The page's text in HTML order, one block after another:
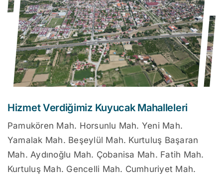
Hizmet Verdiğimiz Kuyucak Mahalleleri
Pamukören Mah. Horsunlu Mah. Yeni Mah.
Yamalak Mah. Beşeylül Mah. Kurtuluş Başaran
Mah. Aydınoğlu Mah. Çobanisa Mah. Fatih Mah.
Kurtuluş Mah. Gencelli Mah. Cumhuriyet Mah.